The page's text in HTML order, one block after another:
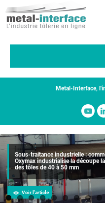
au
contenu
Metal-Interface,
Sous-traitance industrielle :
Oxymax industrialise la découpe
des tôles de 40 à 50 mm
Voir l’article